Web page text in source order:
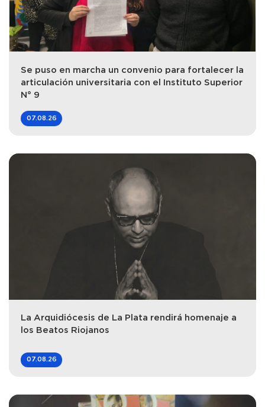
Se puso en marcha un convenio para fortalecer la
articulación universitaria con el Instituto Superior
N° 9
07.08.26
La Arquidiócesis de La Plata rendirá homenaje a
los Beatos Riojanos
07.08.26